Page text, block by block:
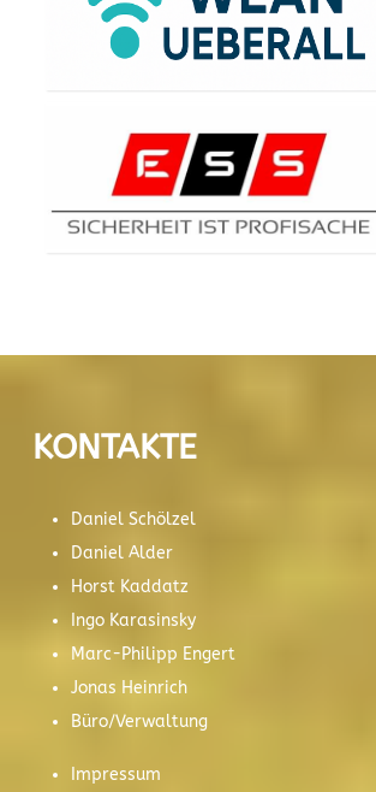
KONTAKTE
Daniel Schölzel
Daniel Alder
Horst Kaddatz
Ingo Karasinsky
Marc-Philipp Engert
Jonas Heinrich
Büro/Verwaltung
Impressum